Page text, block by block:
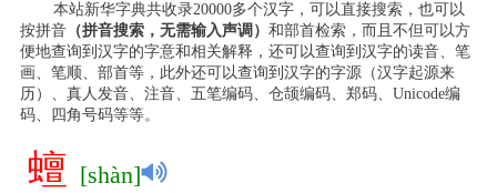
本站新华字典共收录20000多个汉字，可以直接搜索，也可以
按拼音（拼音搜索，无需输入声调） 和部首检索，而且不但可以方
便地查询到汉字的字意和相关解释，还可以查询到汉字的读音、笔
画、笔顺、部首等，此外还可以查询到汉字的字源（汉字起源来
历）、真人发音、注音、五笔编码、仓颉编码、郑码、Unicode编
码、四角号码等等。
蟺 [shàn]